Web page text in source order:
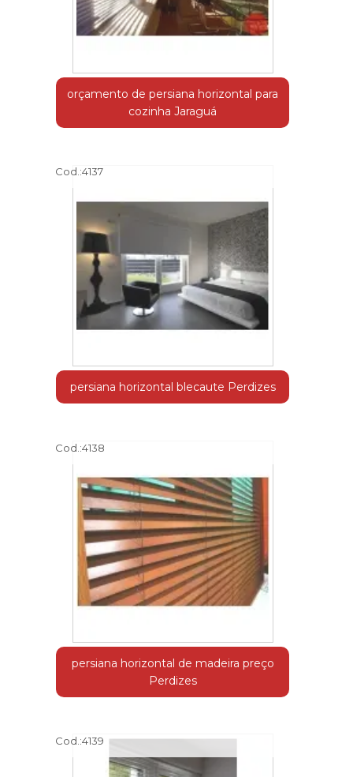
orçamento de persiana horizontal para
cozinha Jaraguá
Cod.:4137
persiana horizontal blecaute Perdizes
Cod.:4138
persiana horizontal de madeira preço
Perdizes
Cod.:4139